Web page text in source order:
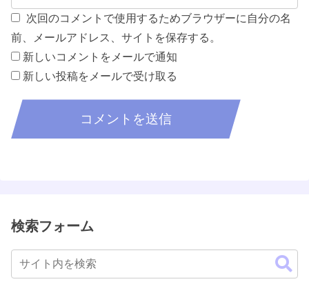
次回のコメントで使用するためブラウザーに自分の名
前、メールアドレス、サイトを保存する。
新しいコメントをメールで通知
新しい投稿をメールで受け取る
検索フォーム